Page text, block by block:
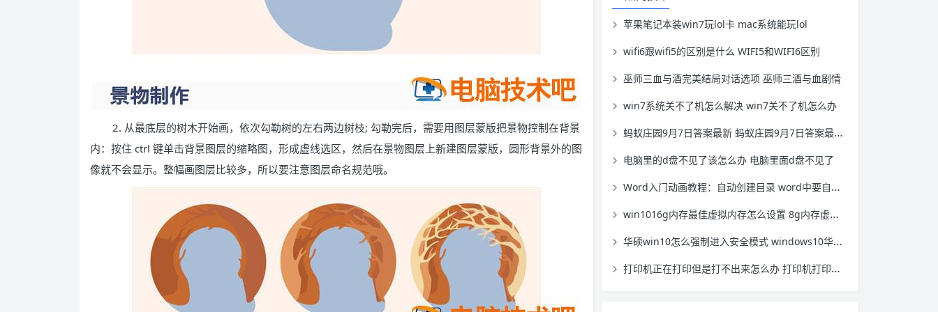
2. 从最底层的树木开始画，依次勾勒树的左右两边树枝; 勾勒完后，需要用图层蒙版把景物控制在背景
内：按住 ctrl 键单击背景图层的缩略图，形成虚线选区，然后在景物图层上新建图层蒙版，圆形背景外的图
像就不会显示。整幅画图层比较多，所以要注意图层命名规范哦。
苹果笔记本装win7玩lol卡 mac系统能玩lol
wifi6跟wifi5的区别是什么 WIFI5和WIFI6区别
巫师三血与酒完美结局对话选项 巫师三酒与血剧情
win7系统关不了机怎么解决 win7关不了机怎么办
蚂蚁庄园9月7日答案最新 蚂蚁庄园9月7日答案最新夫妻肺片
电脑里的d盘不见了该怎么办 电脑里面d盘不见了
Word入门动画教程：自动创建目录 word中要自动生成目录,如何设置
win1016g内存最佳虚拟内存怎么设置 8g内存虚拟内存设置多少合适win10
华硕win10怎么强制进入安全模式 windows10华硕怎么强制进入安全模式
打印机正在打印但是打不出来怎么办 打印机打印了不出来怎么回事